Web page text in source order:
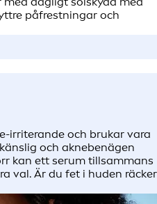
påfrestningar och
irriterande och brukar vara
och aknebenägen
kan ett serum tillsammans
val. Är du fet i huden räcker